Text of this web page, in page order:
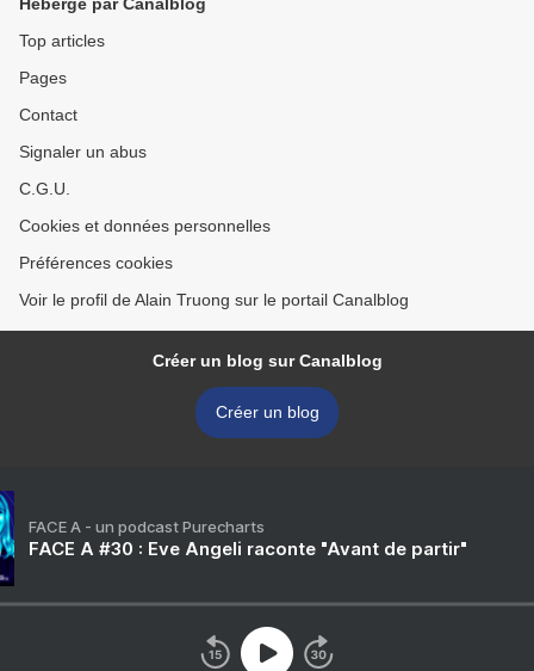
Top articles
Pages
Contact
Signaler un abus
C.G.U.
Cookies et données personnelles
Préférences cookies
Voir le profil de Alain Truong sur le portail Canalblog
Créer un blog sur Canalblog
Créer un blog
FACE A - un podcast Purecharts
FACE A #30 : Eve Angeli raconte "Avant de partir"